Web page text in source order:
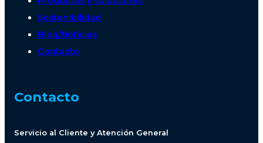
Sostenibilidad
Blog/Noticias
Contacto
Contacto
Servicio al Cliente y Atención General